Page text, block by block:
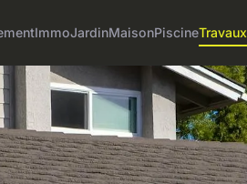
ImmoJardinMaisonPiscineTravaux